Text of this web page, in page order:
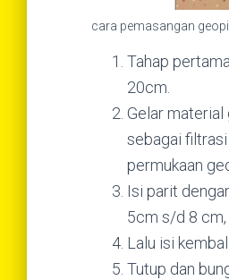
cara pemasangan
Tahap
20cm.
Gelar
sebagai
permukaan
Isi parit
5cm s/d 8
Lalu isi
Tutup dan